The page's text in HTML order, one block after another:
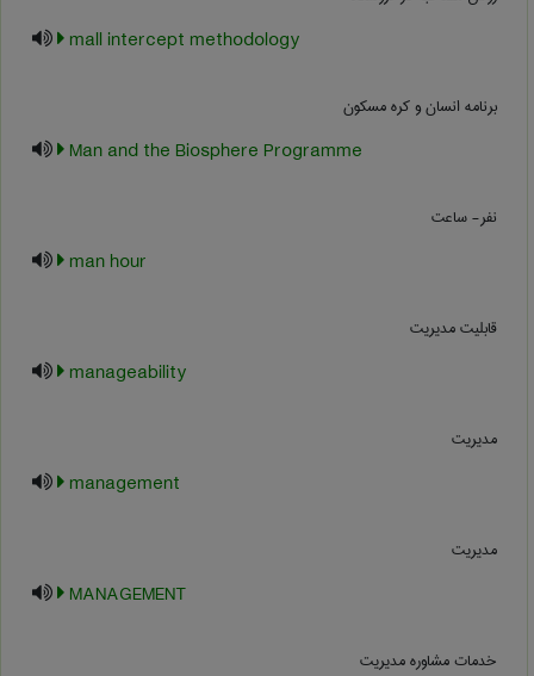
mall intercept methodology
برنامه انسان و کره مسکون
Man and the Biosphere Programme
نفر- ساعت
man hour
قابلیت مدیریت
manageability
مديريت
management
مدیریت
MANAGEMENT
خدمات مشاوره مدیریت